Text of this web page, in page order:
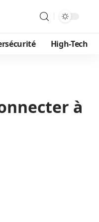
High-Tech
à